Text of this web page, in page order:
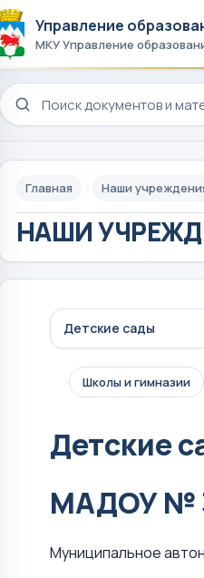
Управление
МКУ Управление
Поиск по сайту
Главная Наши
НАШИ
Детские сады
Школы и гимназии
Детские
МАДОУ №
Муниципальное